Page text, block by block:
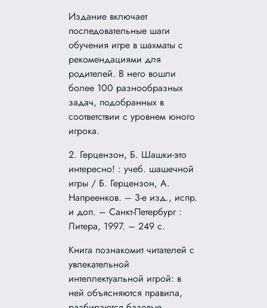
Издание включает
последовательные шаги
обучения игре в шахматы с
рекомендациями для
родителей. В него вошли
более 100 разнообразных
задач, подобранных в
соответствии с уровнем юного
игрока.
2. Герцензон, Б. Шашки-это
интересно! : учеб. шашечной
игры / Б. Герцензон, А.
Напреенков. – 3-е изд., испр.
и доп. – Санкт-Петербург :
Литера, 1997. – 249 с.
Книга познакомит читателей с
увлекательной
интеллектуальной игрой: в
ней объясняются правила,